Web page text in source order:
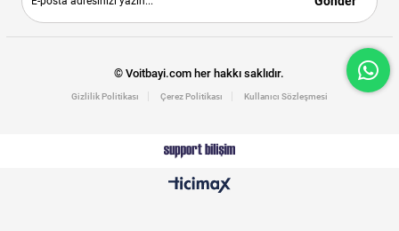
© Voitbayi.com her hakkı saklıdır.
Gizlilik Politikası Çerez Politikası Kullanıcı Sözleşmesi